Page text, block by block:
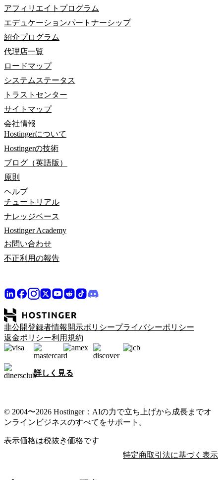
アフィリエイトプログラム
エデュケーションパートナーシップ
紹介プログラム
代理店一覧
ロードマップ
システムステータス
トラストセンター
サイトマップ
会社情報
Hostingerについて
Hostingerの技術
ブログ（英語版）
原則
ヘルプ
チュートリアル
ナレッジベース
Hostinger Academy
お問い合わせ
不正利用の報告
非公開登録者情報開示ポリシープライバシーポリシー
返金ポリシー利用規約
詳しく見る
© 2004〜2026 Hostinger：AIの力で立ち上げから成長までオ
ンラインビジネスのすべてをサポート。
表示価格は税抜き価格です
特定商取引法に基づく表示